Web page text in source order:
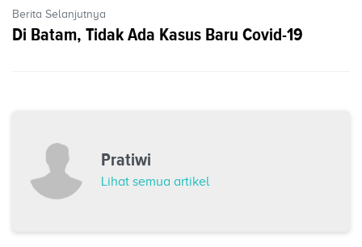
Berita Selanjutnya
Di Batam, Tidak Ada Kasus Baru Covid-19
Pratiwi
Lihat semua artikel